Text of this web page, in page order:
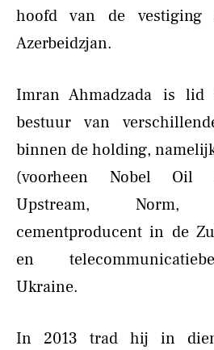
hoofd van de vestiging
Azerbeidzjan.
Imran Ahmadzada is
bestuur van
binnen de holding,
(voorheen Nobel Oil
Upstream,
cementproducent in de
en
Ukraine.
In 2013 trad hij in